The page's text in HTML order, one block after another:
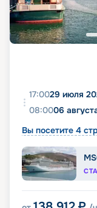
17:0029 июля
08:0006
Вы посетите 4